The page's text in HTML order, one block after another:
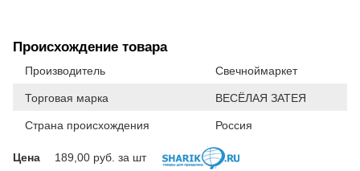
Происхождение товара
Производитель Свечноймаркет
Торговая марка ВЕСЁЛАЯ ЗАТЕЯ
Страна происхождения Россия
Цена 189,00 руб. за шт